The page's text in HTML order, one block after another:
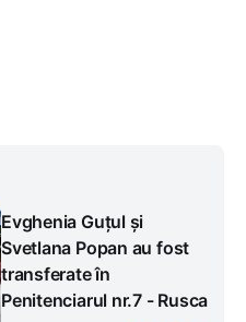
Evghenia Guțul și
Svetlana Popan au fost
transferate în
Penitenciarul nr.7 - Rusca